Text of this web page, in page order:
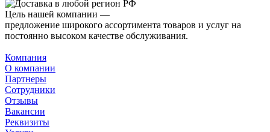
Цель нашей компании —
предложение широкого ассортимента товаров и услуг на
постоянно высоком качестве обслуживания.
Компания
О компании
Партнеры
Сотрудники
Отзывы
Вакансии
Реквизиты